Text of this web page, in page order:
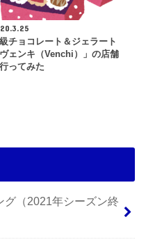
チョコレート＆ジェラート
ヴェンキ（Venchi）」の店舗
ってみた
グ（2021年シーズン終